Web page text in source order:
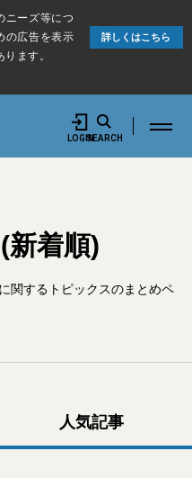
ニーズ等につ
の広告を表示
ます。
詳しくはこちら
LOGINSEARCH
新着順)
関するトピックスのまとめペ
人気記事